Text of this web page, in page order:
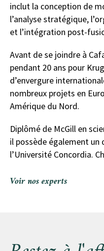
inclut la conception de
l’analyse stratégique,
et l’intégration post-
Avant de se joindre à
pendant 20 ans pour
d’envergure
nombreux projets en
Amérique du Nord.
Diplômé de McGill en
il possède également
l’Université Concordia.
Voir nos experts